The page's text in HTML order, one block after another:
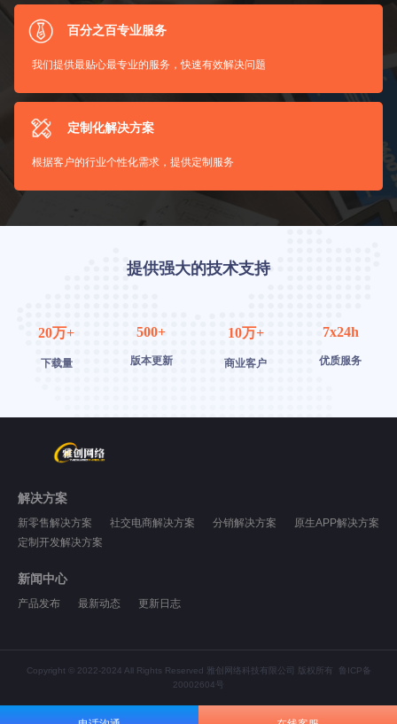
百分之百专业服务
我们提供最贴心最专业的服务，快速有效解决问题
定制化解决方案
根据客户的行业个性化需求，提供定制服务
提供强大的技术支持
20万+
下载量
500+
版本更新
10万+
商业客户
7x24h
优质服务
解决方案
新零售解决方案 社交电商解决方案 分销解决方案
原生APP解决方案
定制开发解决方案
新闻中心
产品发布 最新动态 更新日志
Copyright © 2022-2024 All Rights Reserved 雅创网络科技有限公司 版权所有
鲁ICP备
20002604号